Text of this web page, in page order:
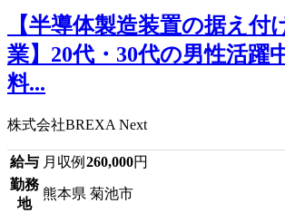
【半導体製造装置の据え付
業】20代・30代の男性活躍
料...
株式会社BREXA Next
給与 月収例 260,000円
勤務
地
熊本県 菊池市